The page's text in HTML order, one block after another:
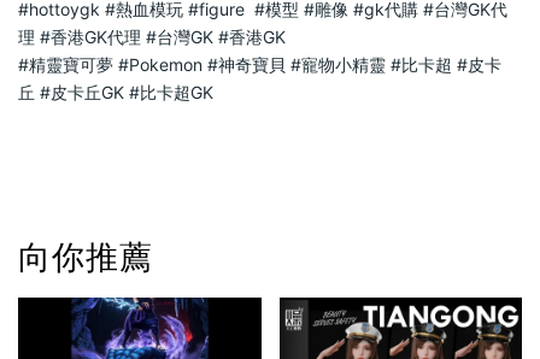
#hottoygk #熱血模玩 #figure #模型 #雕像 #gk代購 #台灣GK代
理 #香港GK代理 #台灣GK #香港GK
#精靈寶可夢 #Pokemon #神奇寶貝 #寵物小精靈 #比卡超 #皮卡
丘 #皮卡丘GK #比卡超GK
向你推薦